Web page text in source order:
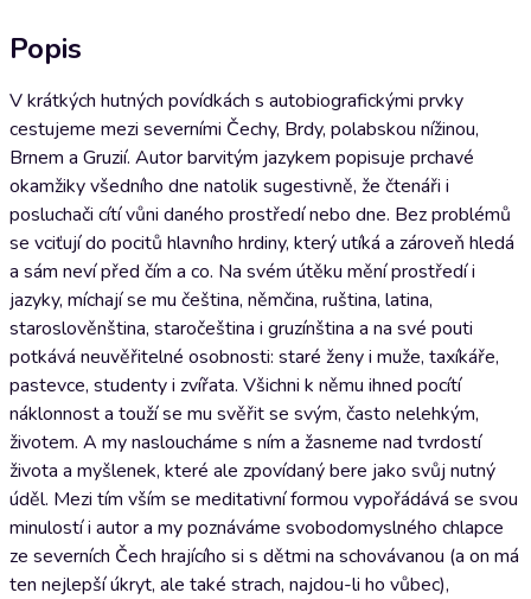
Popis
V krátkých hutných povídkách s autobiografickými prvky
cestujeme mezi severními Čechy, Brdy, polabskou nížinou,
Brnem a Gruzií. Autor barvitým jazykem popisuje prchavé
okamžiky všedního dne natolik sugestivně, že čtenáři i
posluchači cítí vůni daného prostředí nebo dne. Bez problémů
se vciťují do pocitů hlavního hrdiny, který utíká a zároveň hledá
a sám neví před čím a co. Na svém útěku mění prostředí i
jazyky, míchají se mu čeština, němčina, ruština, latina,
staroslověnština, staročeština i gruzínština a na své pouti
potkává neuvěřitelné osobnosti: staré ženy i muže, taxíkáře,
pastevce, studenty i zvířata. Všichni k němu ihned pocítí
náklonnost a touží se mu svěřit se svým, často nelehkým,
životem. A my nasloucháme s ním a žasneme nad tvrdostí
života a myšlenek, které ale zpovídaný bere jako svůj nutný
úděl. Mezi tím vším se meditativní formou vypořádává se svou
minulostí i autor a my poznáváme svobodomyslného chlapce
ze severních Čech hrajícího si s dětmi na schovávanou (a on má
ten nejlepší úkryt, ale také strach, najdou-li ho vůbec),